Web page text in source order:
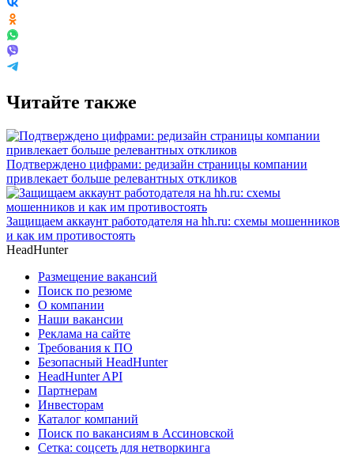
Читайте также
Подтверждено цифрами: редизайн страницы компании
привлекает больше релевантных откликов
Защищаем аккаунт работодателя на hh.ru: схемы мошенников
и как им противостоять
HeadHunter
Размещение вакансий
Поиск по резюме
О компании
Наши вакансии
Реклама на сайте
Требования к ПО
Безопасный HeadHunter
HeadHunter API
Партнерам
Инвесторам
Каталог компаний
Поиск по вакансиям в Ассиновской
Сетка: соцсеть для нетворкинга